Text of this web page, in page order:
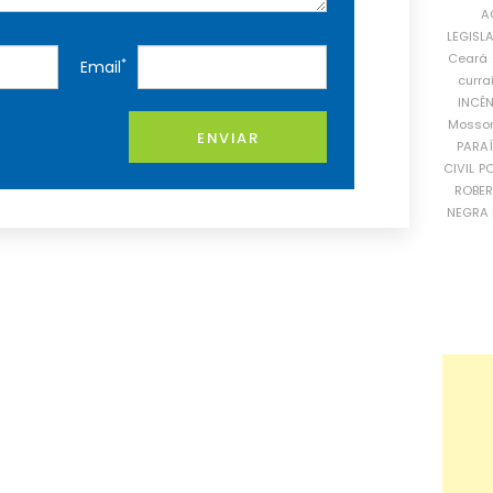
Email*
ENVIAR
Ceará
CIVIL
NEGRA